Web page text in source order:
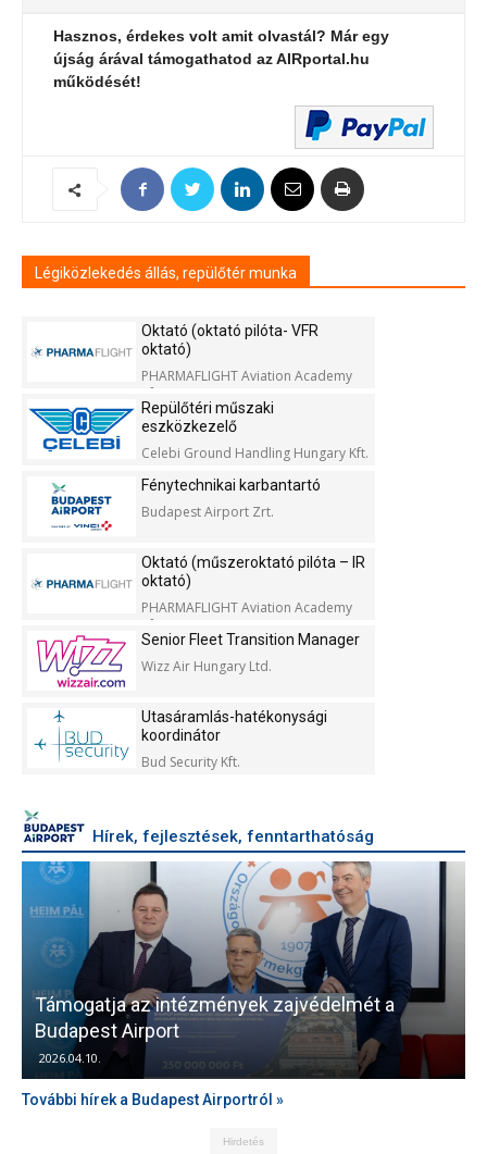
Hasznos, érdekes volt amit olvastál? Már egy
újság árával támogathatod az AIRportal.hu
működését!
Légiközlekedés állás, repülőtér munka
Oktató (oktató pilóta- VFR
oktató)
PHARMAFLIGHT Aviation Academy
Kft.
Repülőtéri műszaki
eszközkezelő
Celebi Ground Handling Hungary Kft.
Fénytechnikai karbantartó
Budapest Airport Zrt.
Oktató (műszeroktató pilóta – IR
oktató)
PHARMAFLIGHT Aviation Academy
Kft.
Senior Fleet Transition Manager
Wizz Air Hungary Ltd.
Utasáramlás-hatékonysági
koordinátor
Bud Security Kft.
Hírek, fejlesztések, fenntarthatóság
Támogatja az intézmények zajvédelmét a
Budapest Airport
2026.04.10.
További hírek a Budapest Airportról »
Hirdetés